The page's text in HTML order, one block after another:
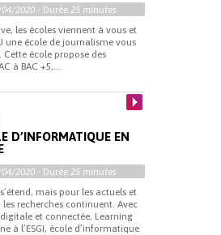
2020 - Durée 25 minutes
les écoles viennent à vous et
une école de journalisme vous
Cette école propose des
à BAC +5,...
D’INFORMATIQUE EN
2020 - Durée 25 minutes
mais pour les actuels et
recherches continuent. Avec
digitale et connectée, Learning
à l’ESGI, école d’informatique